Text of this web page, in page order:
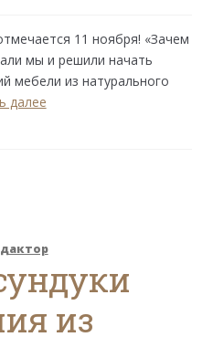
11 ноября! «Зачем
мы и решили начать
мебели из натурального
далееСтартуем
к
из